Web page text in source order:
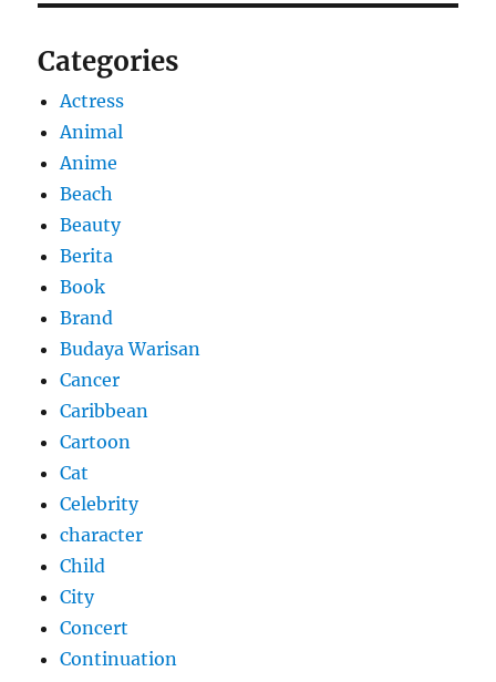
Categories
Actress
Animal
Anime
Beach
Beauty
Berita
Book
Brand
Budaya Warisan
Cancer
Caribbean
Cartoon
Cat
Celebrity
character
Child
City
Concert
Continuation